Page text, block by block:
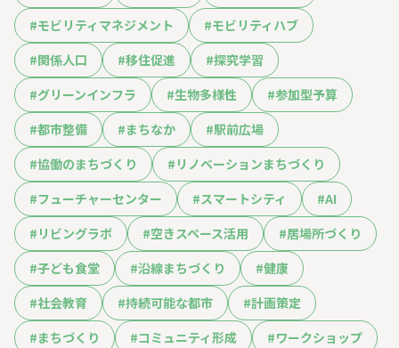
#モビリティマネジメント #モビリティハブ
#関係人口 #移住促進 #探究学習
#グリーンインフラ #生物多様性 #参加型予算
#都市整備 #まちなか #駅前広場
#協働のまちづくり # リノベーションまちづくり
#フューチャーセンター #スマートシティ #AI
# リビングラボ #空きスペース活用 #居場所づくり
#子ども食堂 #沿線まちづくり #健康
#社会教育 #持続可能な都市 #計画策定
#まちづくり #コミュニティ形成 #ワークショップ